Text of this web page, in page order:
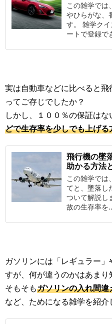
この雑学では
やひらがな、
す。 雑学ク
ートで登録で
実は自動車などに比べると
ってご存じでしたか？
しかし、１００％の保証はな
どで生存率を少しでも上げる
飛行機の墜
助かる方法
この雑学では
てと、墜落し
ついて解説し
故の生存率を
ガソリンには「レギュラー
すが、何が違うのかはあまり
そもそもガソリンの入れ間
など、ためになる雑学を紹介